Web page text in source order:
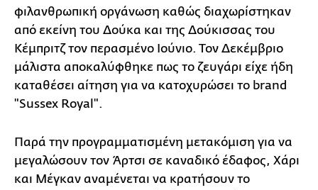
φιλανθρωπική οργάνωση καθώς διαχωρίστηκαν
από εκείνη του Δούκα και της Δούκισσας του
Κέμπριτζ τον περασμένο Ιούνιο. Τον Δεκέμβριο
μάλιστα αποκαλύφθηκε πως το ζευγάρι είχε ήδη
καταθέσει αίτηση για να κατοχυρώσει το brand
"Sussex Royal".
Παρά την προγραμματισμένη μετακόμιση για να
μεγαλώσουν τον Άρτσι σε καναδικό έδαφος, Χάρι
και Μέγκαν αναμένεται να κρατήσουν το